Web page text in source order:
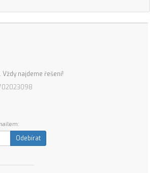
najdeme řešení!
Odebírat